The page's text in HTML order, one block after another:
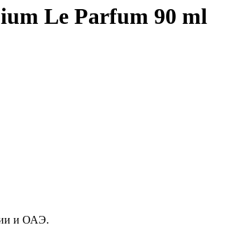
Le Parfum 90 ml
и ОАЭ.